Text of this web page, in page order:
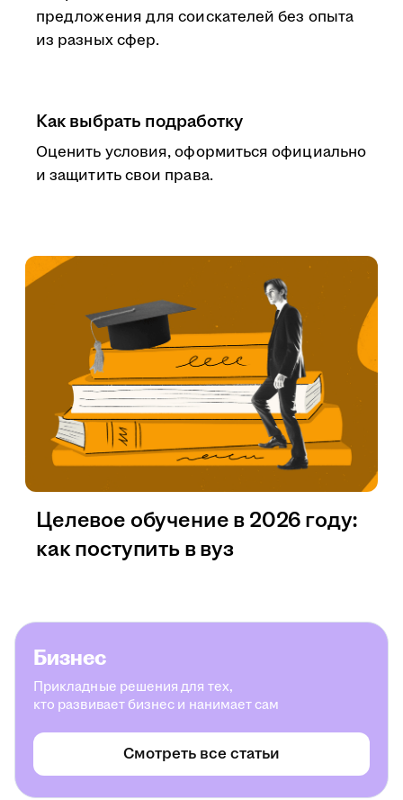
предложения для соискателей без опыта
из разных сфер.
Как выбрать подработку
Оценить условия, оформиться официально
и защитить свои права.
Целевое обучение в 2026 году:
как поступить в вуз
Бизнес
Прикладные решения для тех,
кто развивает бизнес и нанимает сам
Смотреть все статьи